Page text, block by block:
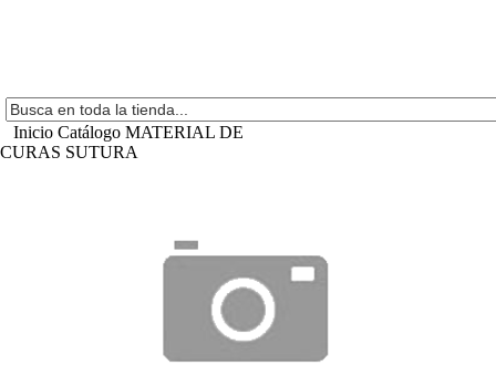
Inicio Catálogo MATERIAL DE
CURAS SUTURA